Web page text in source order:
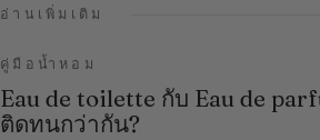
อ่านเพิ่มเติม
คู่มือน้ำหอม
Eau de toilette กับ Eau de
ติดทนกว่ากัน?